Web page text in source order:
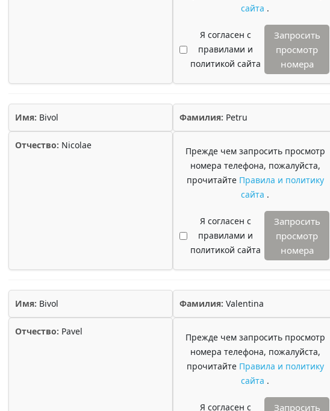
сайта .
Я согласен с
правилами и
политикой сайта
Запросить
просмотр
номера
Имя: Bivol Фамилия: Petru
Отчество: Nicolae
Прежде чем запросить просмотр
номера телефона, пожалуйста,
прочитайте Правила и политику
сайта .
Я согласен с
правилами и
политикой сайта
Запросить
просмотр
номера
Имя: Bivol Фамилия: Valentina
Отчество: Pavel
Прежде чем запросить просмотр
номера телефона, пожалуйста,
прочитайте Правила и политику
сайта .
Я согласен с Запросить